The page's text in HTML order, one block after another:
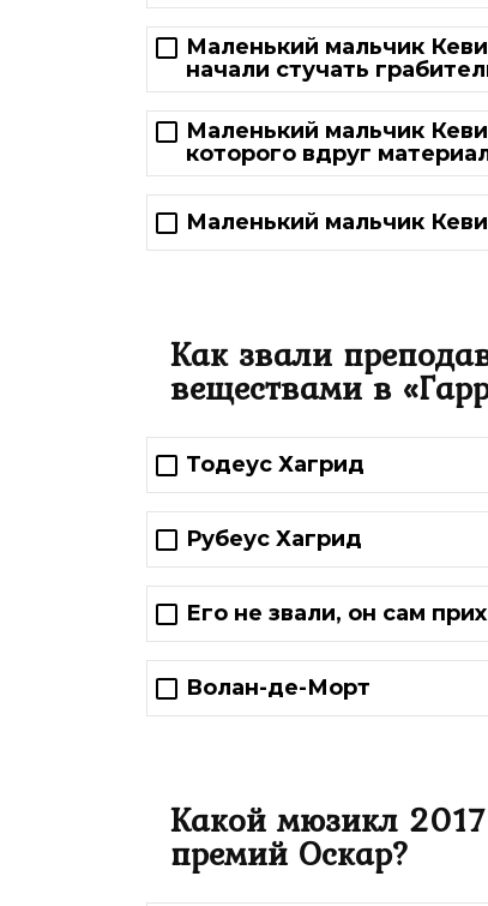
Маленький мальчик
начали стучать
Маленький мальчик
которого вдруг
Маленький мальчик
Как звали
веществами в
Тодеус Хагрид
Рубеус Хагрид
Его не звали, он сам
Волан-де-Морт
Какой мюзикл
премий Оскар?